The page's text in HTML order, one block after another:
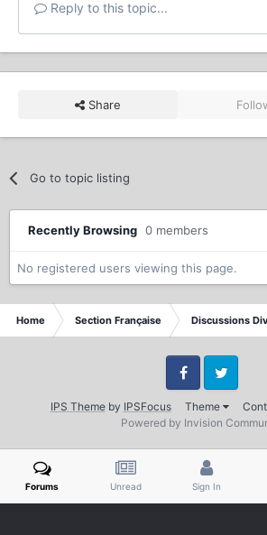
Reply to this topic...
Share
Go to topic listing
Recently Browsing 0 members
No registered users viewing this page.
Home Section Française Discussions
IPS Themeby IPSFocus Theme
FacebookTwitter
Powered by Invision
Forums Unread Sign In